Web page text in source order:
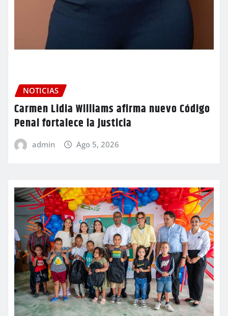
NOTICIAS
Carmen Lidia Williams afirma nuevo Código
Penal fortalece la justicia
admin Ago 5, 2026